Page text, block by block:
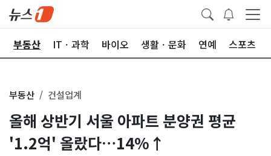
부동산 ITㆍ과학 바이오 생활ㆍ문화 연예 스포츠
부동산 건설업계
올해 상반기 서울 아파트 분양권 평균
'1.2억' 올랐다…14%↑